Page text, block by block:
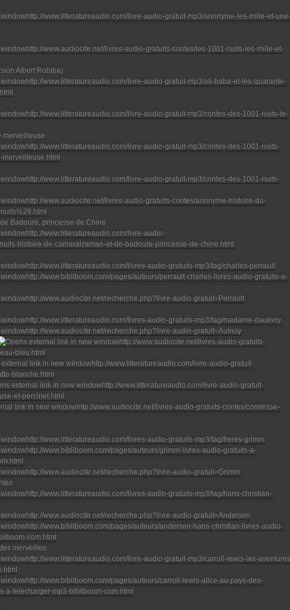
http://www.litteratureaudio.com/livre-audio-gratuit-mp3/anonyme-les-mille-et-une-
http://www.audiocite.net/livres-audio-gratuits-contes/les-1001-nuits-les-mille-et-
Albert Robiba)
http://www.litteratureaudio.com/livre-audio-gratuit-mp3/ali-baba-et-les-quarante-
http://www.litteratureaudio.com/livre-audio-gratuit-mp3/contes-des-1001-nuits-le-
merveilleuse
http://www.litteratureaudio.com/livre-audio-gratuit-mp3/contes-des-1001-nuits-
http://www.litteratureaudio.com/livre-audio-gratuit-mp3/contes-des-1001-nuits-
http://www.audiocite.net/livres-audio-gratuits-contes/anonyme-histoire-du-
Badoure, princesse de Chine
http://www.litteratureaudio.com/livre-audio-
histoire-de-camaralzaman-et-de-badoure-princesse-de-chine.html
http://www.litteratureaudio.com/livres-audio-gratuits-mp3/tag/charles-perrault
http://www.bibliboom.com/pages/auteurs/perrault-charles-livres-audio-gratuits-a-
http://www.audiocite.net/recherche.php?livre-audio-gratuit=Perrault
http://www.litteratureaudio.com/livres-audio-gratuits-mp3/tag/madame-daulnoy
http://www.audiocite.net/recherche.php?livre-audio-gratuit=Aulnoy
http://www.audiocite.net/livres-audio-gratuits-
bleu.html
http://www.litteratureaudio.com/livre-audio-gratuit-
blanche.html
http://www.litteratureaudio.com/livre-audio-gratuit-
et-percinet.html
http://www.audiocite.net/livres-audio-gratuits-contes/comtesse-
http://www.litteratureaudio.com/livres-audio-gratuits-mp3/tag/freres-grimm
http://www.bibliboom.com/pages/auteurs/grimm-livres-audio-gratuits-a-
http://www.audiocite.net/recherche.php?livre-audio-gratuit=Grimm
http://www.litteratureaudio.com/livres-audio-gratuits-mp3/tag/hans-christian-
http://www.audiocite.net/recherche.php?livre-audio-gratuit=Andersen
http://www.bibliboom.com/pages/auteurs/andersen-hans-christian-livres-audio-
com.html
merveilles
http://www.litteratureaudio.com/livre-audio-gratuit-mp3/carroll-lewis-les-
http://www.bibliboom.com/pages/auteurs/carroll-lewis-alice-au-pays-des-
a-telecharger-mp3-bibliboom-com.html